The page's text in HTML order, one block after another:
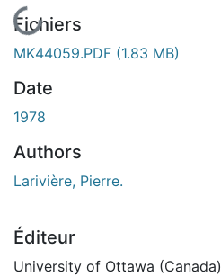
En cours de chargement...
Fichiers
MK44059.PDF (1.83 MB)
Date
1978
Authors
Larivière, Pierre.
Éditeur
University of Ottawa (Canada)